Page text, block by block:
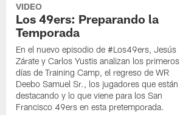
VIDEO
Los 49ers: Preparando la
Temporada
En el nuevo episodio de #Los49ers, Jesús
Zárate y Carlos Yustis analizan los primeros
días de Training Camp, el regreso de WR
Deebo Samuel Sr., los jugadores que están
destacando y lo que viene para los San
Francisco 49ers en esta pretemporada.